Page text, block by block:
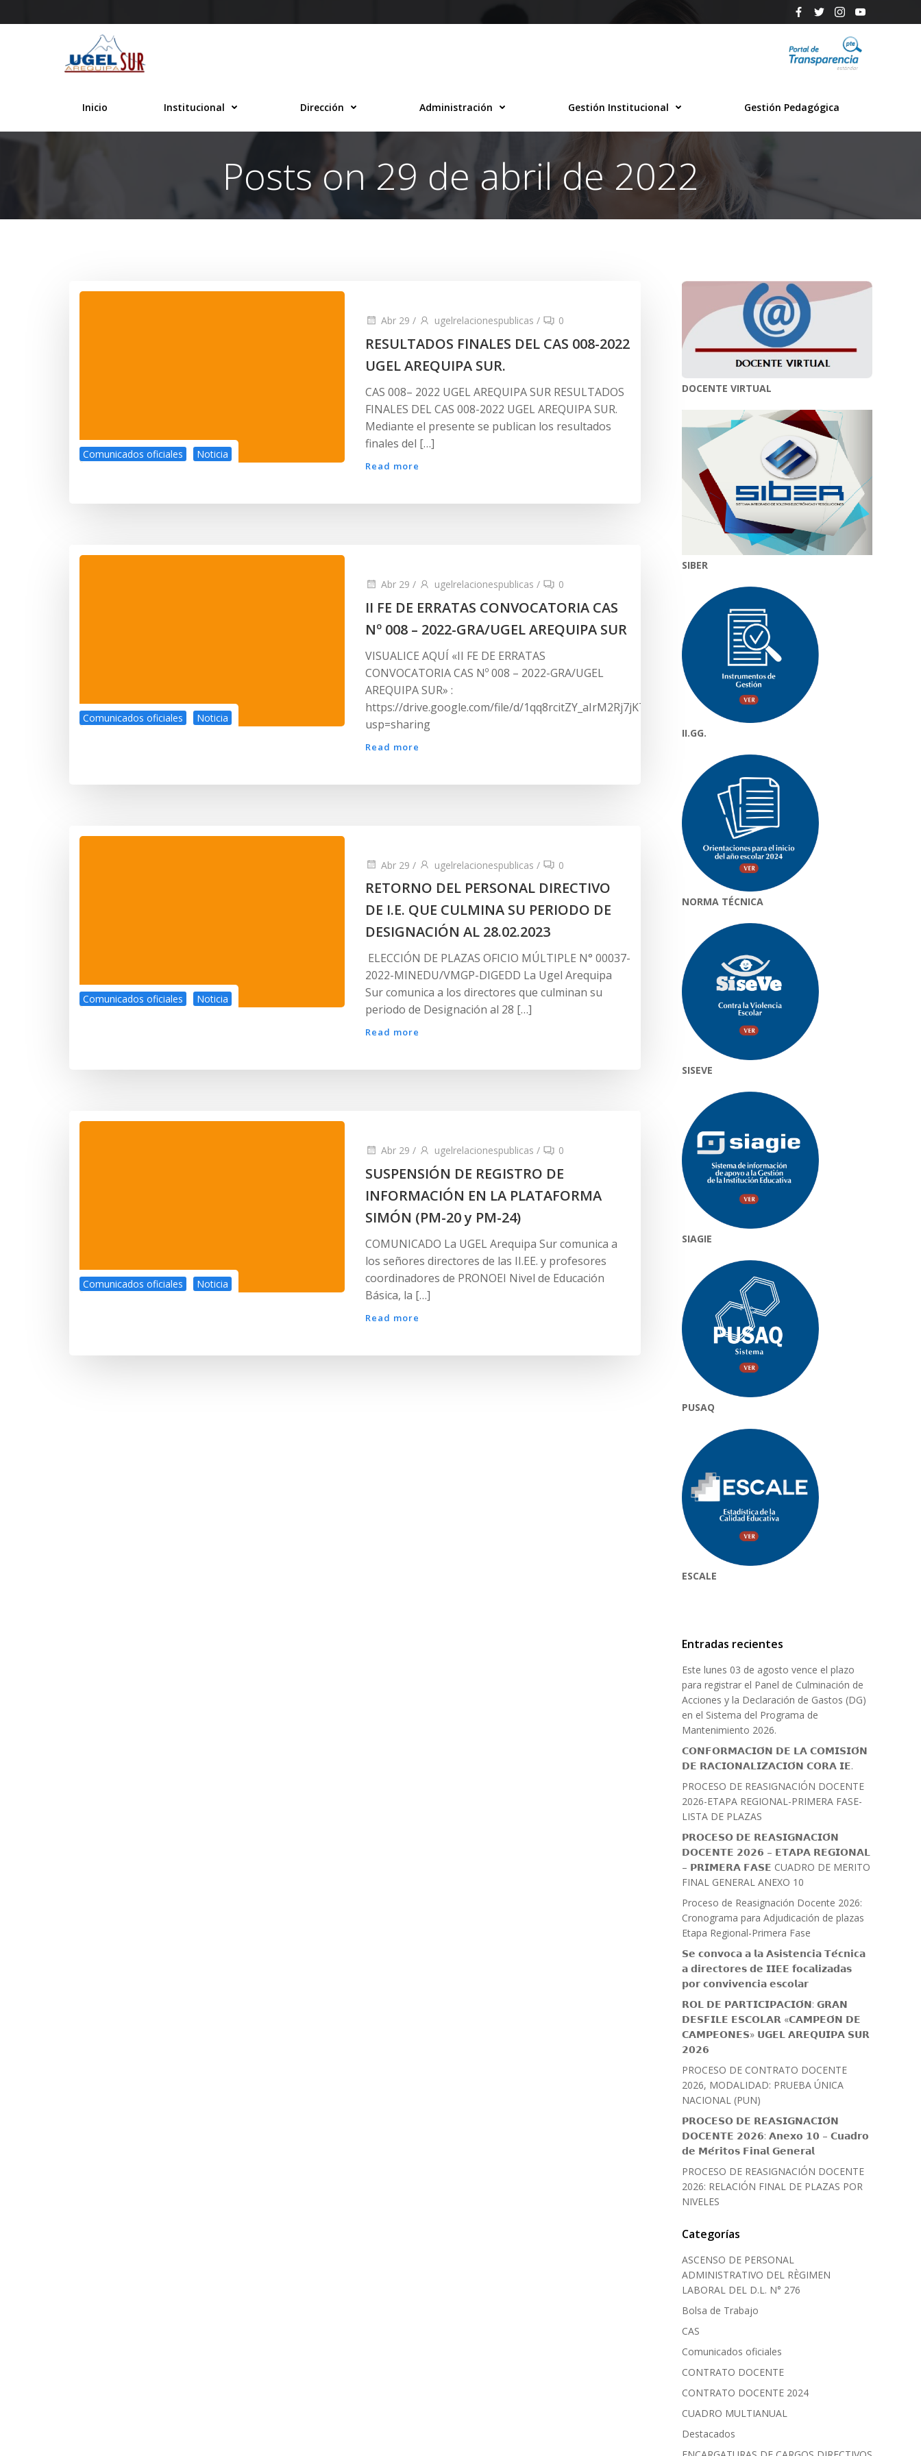
al
Inicio Institucional Dirección Administración Gestión Institucional Gestión Pedagógica
Posts on 29 de abril de 2022
Comunicados oficiales Noticia
Abr 29 / ugelrelacionespublicas / 0
RESULTADOS FINALES DEL CAS 008-2022
UGEL AREQUIPA SUR.
CAS 008– 2022 UGEL AREQUIPA SUR RESULTADOS
FINALES DEL CAS 008-2022 UGEL AREQUIPA SUR.
Mediante el presente se publican los resultados
finales del […]
Read more
Comunicados oficiales Noticia
Abr 29 / ugelrelacionespublicas / 0
II FE DE ERRATAS CONVOCATORIA CAS
Nº 008 – 2022-GRA/UGEL AREQUIPA SUR
VISUALICE AQUÍ «II FE DE ERRATAS
CONVOCATORIA CAS Nº 008 – 2022-GRA/UGEL
AREQUIPA SUR» :
https://drive.google.com/file/d/1qq8rcitZY_aIrM2Rj7jKTJPUFXcgIG8D/view?
usp=sharing
Read more
Comunicados oficiales Noticia
Abr 29 / ugelrelacionespublicas / 0
RETORNO DEL PERSONAL DIRECTIVO
DE I.E. QUE CULMINA SU PERIODO DE
DESIGNACIÓN AL 28.02.2023
ELECCIÓN DE PLAZAS OFICIO MÚLTIPLE N° 00037-
2022-MINEDU/VMGP-DIGEDD La Ugel Arequipa
Sur comunica a los directores que culminan su
periodo de Designación al 28 […]
Read more
Comunicados oficiales Noticia
Abr 29 / ugelrelacionespublicas / 0
SUSPENSIÓN DE REGISTRO DE
INFORMACIÓN EN LA PLATAFORMA
SIMÓN (PM-20 y PM-24)
COMUNICADO La UGEL Arequipa Sur comunica a
los señores directores de las II.EE. y profesores
coordinadores de PRONOEI Nivel de Educación
Básica, la […]
Read more
DOCENTE VIRTUAL
SIBER
II.GG.
NORMA TÉCNICA
SISEVE
SIAGIE
PUSAQ
ESCALE
Entradas recientes
Este lunes 03 de agosto vence el plazo
para registrar el Panel de Culminación de
Acciones y la Declaración de Gastos (DG)
en el Sistema del Programa de
Mantenimiento 2026.
𝗖𝗢𝗡𝗙𝗢𝗥𝗠𝗔𝗖𝗜𝗢́𝗡 𝗗𝗘 𝗟𝗔 𝗖𝗢𝗠𝗜𝗦𝗜𝗢́𝗡
𝗗𝗘 𝗥𝗔𝗖𝗜𝗢𝗡𝗔𝗟𝗜𝗭𝗔𝗖𝗜𝗢́𝗡 𝗖𝗢𝗥𝗔 𝗜𝗘.
PROCESO DE REASIGNACIÓN DOCENTE
2026-ETAPA REGIONAL-PRIMERA FASE-
LISTA DE PLAZAS
𝗣𝗥𝗢𝗖𝗘𝗦𝗢 𝗗𝗘 𝗥𝗘𝗔𝗦𝗜𝗚𝗡𝗔𝗖𝗜𝗢́𝗡
𝗗𝗢𝗖𝗘𝗡𝗧𝗘 𝟮𝟬𝟮𝟲 – 𝗘𝗧𝗔𝗣𝗔 𝗥𝗘𝗚𝗜𝗢𝗡𝗔𝗟
– 𝗣𝗥𝗜𝗠𝗘𝗥𝗔 𝗙𝗔𝗦𝗘 CUADRO DE MERITO
FINAL GENERAL ANEXO 10
Proceso de Reasignación Docente 2026:
Cronograma para Adjudicación de plazas
Etapa Regional-Primera Fase
𝗦𝗲 𝗰𝗼𝗻𝘃𝗼𝗰𝗮 𝗮 𝗹𝗮 𝗔𝘀𝗶𝘀𝘁𝗲𝗻𝗰𝗶𝗮 𝗧𝗲́𝗰𝗻𝗶𝗰𝗮
𝗮 𝗱𝗶𝗿𝗲𝗰𝘁𝗼𝗿𝗲𝘀 𝗱𝗲 𝗜𝗜𝗘𝗘 𝗳𝗼𝗰𝗮𝗹𝗶𝘇𝗮𝗱𝗮𝘀
𝗽𝗼𝗿 𝗰𝗼𝗻𝘃𝗶𝘃𝗲𝗻𝗰𝗶𝗮 𝗲𝘀𝗰𝗼𝗹𝗮𝗿
𝗥𝗢𝗟 𝗗𝗘 𝗣𝗔𝗥𝗧𝗜𝗖𝗜𝗣𝗔𝗖𝗜𝗢́𝗡: 𝗚𝗥𝗔𝗡
𝗗𝗘𝗦𝗙𝗜𝗟𝗘 𝗘𝗦𝗖𝗢𝗟𝗔𝗥 «𝗖𝗔𝗠𝗣𝗘𝗢́𝗡 𝗗𝗘
𝗖𝗔𝗠𝗣𝗘𝗢𝗡𝗘𝗦» 𝗨𝗚𝗘𝗟 𝗔𝗥𝗘𝗤𝗨𝗜𝗣𝗔 𝗦𝗨𝗥
𝟮𝟬𝟮𝟲
PROCESO DE CONTRATO DOCENTE
2026, MODALIDAD: PRUEBA ÚNICA
NACIONAL (PUN)
𝗣𝗥𝗢𝗖𝗘𝗦𝗢 𝗗𝗘 𝗥𝗘𝗔𝗦𝗜𝗚𝗡𝗔𝗖𝗜𝗢́𝗡
𝗗𝗢𝗖𝗘𝗡𝗧𝗘 𝟮𝟬𝟮𝟲: 𝗔𝗻𝗲𝘅𝗼 𝟭𝟬 – 𝗖𝘂𝗮𝗱𝗿𝗼
𝗱𝗲 𝗠𝗲́𝗿𝗶𝘁𝗼𝘀 𝗙𝗶𝗻𝗮𝗹 𝗚𝗲𝗻𝗲𝗿𝗮𝗹
PROCESO DE REASIGNACIÓN DOCENTE
2026: RELACIÓN FINAL DE PLAZAS POR
NIVELES
Categorías
ASCENSO DE PERSONAL
ADMINISTRATIVO DEL RÈGIMEN
LABORAL DEL D.L. N° 276
Bolsa de Trabajo
CAS
Comunicados oficiales
CONTRATO DOCENTE
CONTRATO DOCENTE 2024
CUADRO MULTIANUAL
Destacados